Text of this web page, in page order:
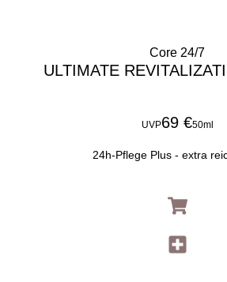
Core 24/7
ULTIMATE
UVP69 €50ml
24h-Pflege Plus - extra